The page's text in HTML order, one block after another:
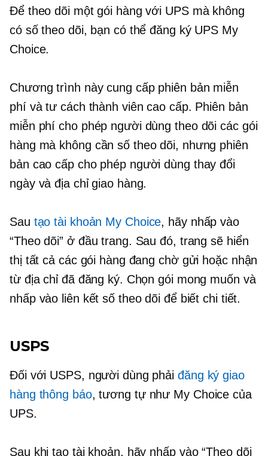
Để theo dõi một gói hàng với UPS mà không
có số theo dõi, bạn có thể đăng ký UPS My
Choice.
Chương trình này cung cấp phiên bản miễn
phí và tư cách thành viên cao cấp. Phiên bản
miễn phí cho phép người dùng theo dõi các gói
hàng mà không cần số theo dõi, nhưng phiên
bản cao cấp cho phép người dùng thay đổi
ngày và địa chỉ giao hàng.
Sau tạo tài khoản My Choice, hãy nhấp vào
“Theo dõi” ở đầu trang. Sau đó, trang sẽ hiển
thị tất cả các gói hàng đang chờ gửi hoặc nhận
từ địa chỉ đã đăng ký. Chọn gói mong muốn và
nhấp vào liên kết số theo dõi để biết chi tiết.
USPS
Đối với USPS, người dùng phải đăng ký giao
hàng thông báo, tương tự như My Choice của
UPS.
Sau khi tạo tài khoản, hãy nhấp vào “Theo dõi